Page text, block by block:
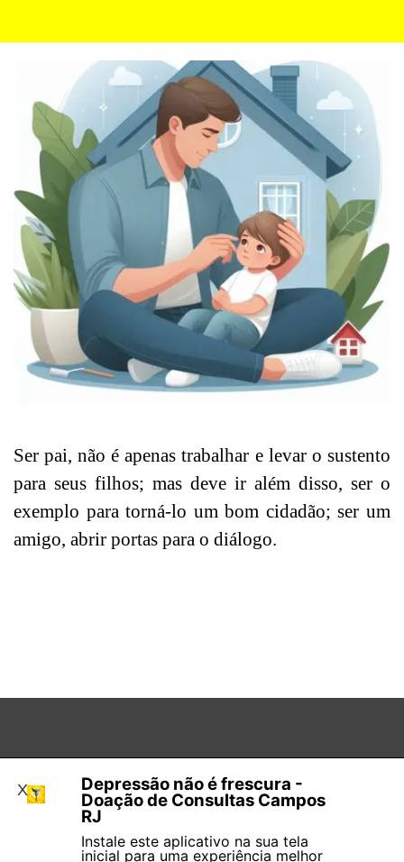
Ser pai, não é apenas trabalhar e levar o sustento
para seus filhos; mas deve ir além disso, ser o
exemplo para torná-lo um bom cidadão; ser um
amigo, abrir portas para o diálogo.
com que as pessoas fiquem BEM. -Falar com Pai do
Ayronn
Voltar para o conteúdo
Depressão não é frescura -
Doação de Consultas Campos
RJ
Instale este aplicativo na sua tela
inicial para uma experiência melhor
X